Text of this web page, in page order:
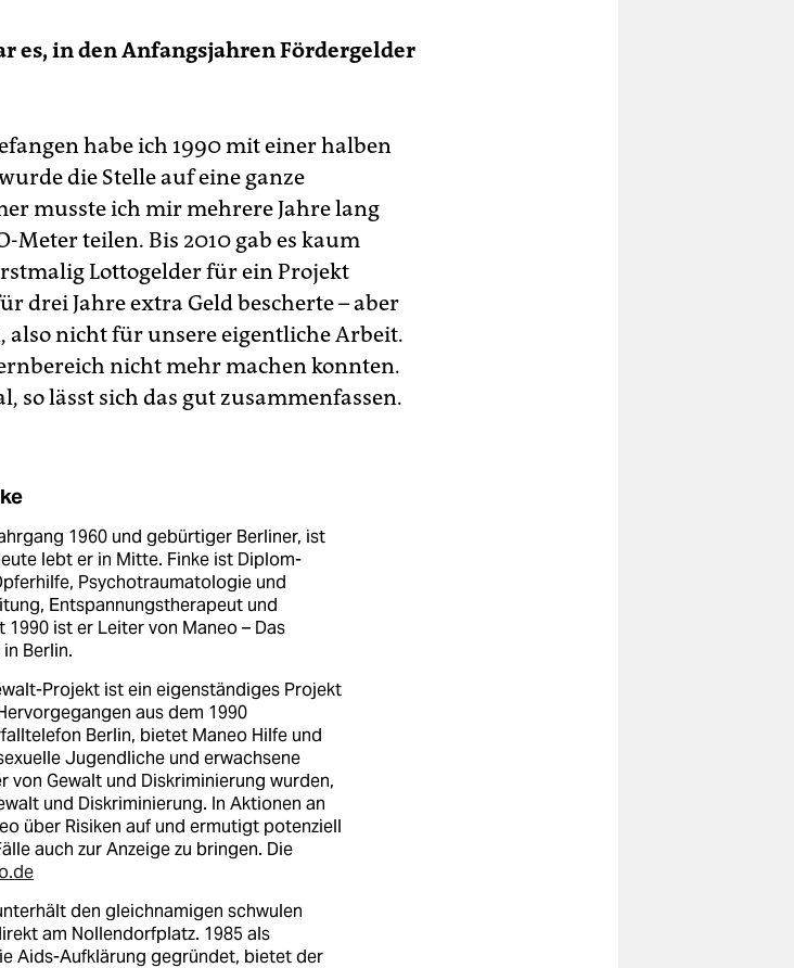
es, in den Anfangsjahren Fördergelder
habe ich 1990 mit einer halben
die Stelle auf eine ganze
musste ich mir mehrere Jahre lang
teilen. Bis 2010 gab es kaum
Lottogelder für ein Projekt
drei Jahre extra Geld bescherte – aber
nicht für unsere eigentliche Arbeit.
nicht mehr machen konnten.
so lässt sich das gut zusammenfassen.
1960 und gebürtiger Berliner, ist
lebt er in Mitte. Finke ist Diplom-
Psychotraumatologie und
Entspannungstherapeut und
ist er Leiter von Maneo – Das
Berlin.
Projekt ist ein eigenständiges Projekt
aus dem 1990
Berlin, bietet Maneo Hilfe und
Jugendliche und erwachsene
von Gewalt und Diskriminierung wurden,
und Diskriminierung. In Aktionen an
über Risiken auf und ermutigt potenziell
auch zur Anzeige zu bringen. Die
den gleichnamigen schwulen
am Nollendorfplatz. 1985 als
Aids-Aufklärung gegründet, bietet der